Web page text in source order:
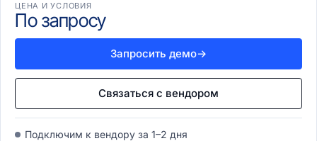
ЦЕНА И УСЛОВИЯ
По запросу
Запросить демо→
Связаться с вендором
Подключим к вендору за 1–2 дня